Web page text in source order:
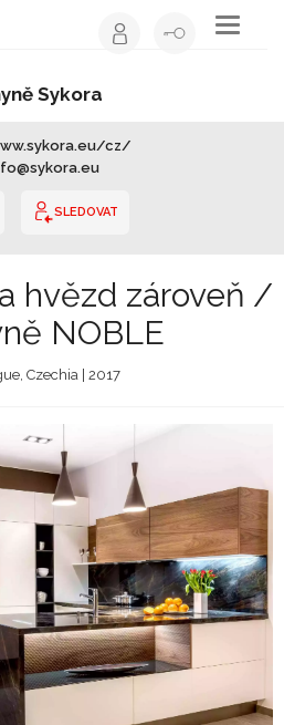
Toggle
Sykora
cz/
SLEDOVAT
hvězd zároveň /
NOBLE
Czechia | 2017